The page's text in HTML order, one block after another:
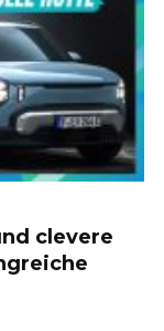
clevere